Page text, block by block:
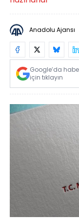
Anadolu Ajansı
Google’da
için tıklayın